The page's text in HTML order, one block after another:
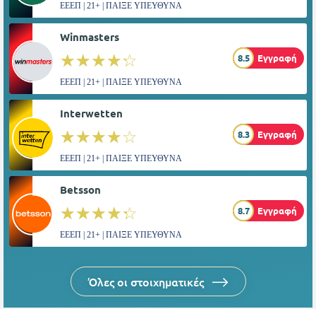
ΕΕΕΠ | 21+ | ΠΑΙΞΕ ΥΠΕΥΘΥΝΑ
Winmasters
☆☆☆☆☆
★★★★★ 8.5 Εγγραφή
ΕΕΕΠ | 21+ | ΠΑΙΞΕ ΥΠΕΥΘΥΝΑ
Interwetten
☆☆☆☆☆
★★★★★ 8.3 Εγγραφή
ΕΕΕΠ | 21+ | ΠΑΙΞΕ ΥΠΕΥΘΥΝΑ
Betsson
☆☆☆☆☆
★★★★★ 8.7 Εγγραφή
ΕΕΕΠ | 21+ | ΠΑΙΞΕ ΥΠΕΥΘΥΝΑ
Όλες οι στοιχηματικές